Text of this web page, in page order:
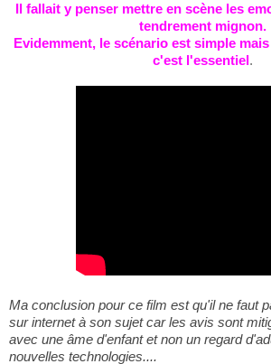
Il fallait y penser mettre en scène les
tendrement mignon.
Evidemment, le scénario est simple
c'est l'essentiel.
Ma conclusion pour ce film est qu'il ne faut
sur internet à son sujet car les avis sont
avec une âme d'enfant et non un regard
nouvelles technologies....